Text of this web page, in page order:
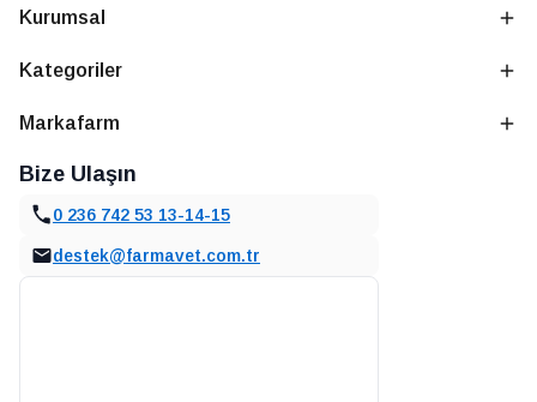
Kurumsal
Kategoriler
Markafarm
Bize Ulaşın
0 236 742 53 13-14-15
destek@farmavet.com.tr